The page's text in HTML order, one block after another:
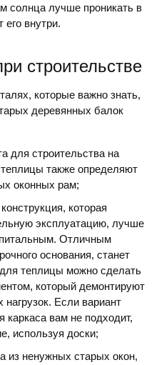
солнца лучше проникать в
его внутри.
строительстве
которые важно знать,
деревянных балок
для строительства на
также определяют
оконных рам;
которая
эксплуатацию, лучше
Отличным
основания, станет
теплицы можно сделать
который демонтируют
Если вариант
каркаса вам не подходит,
используя доски;
из ненужных старых окон,